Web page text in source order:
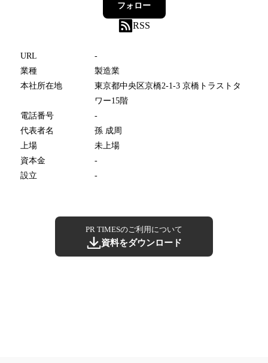
フォロー
RSS
URL
-
業種
製造業
本社所在地
東京都中央区京橋2-1-3 京橋トラストタ
ワー15階
電話番号
-
代表者名
孫 成周
上場
未上場
資本金
-
設立
-
PR TIMESのご利用について
資料をダウンロード